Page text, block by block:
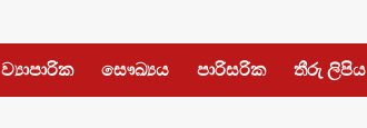
ව්‍යාපාරික සෞඛ්‍යය පාරිසරික තීරු ලිපිය